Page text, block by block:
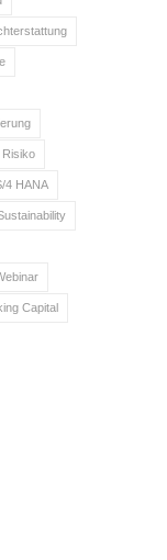
Risiko
4 HANA
Capital